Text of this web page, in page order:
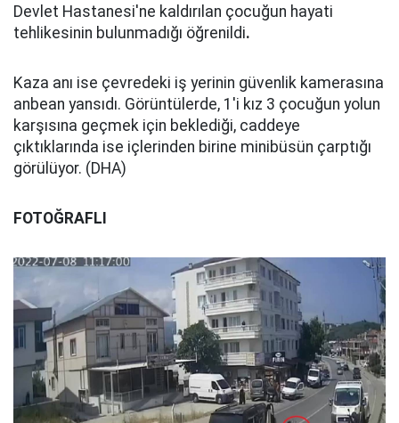
Devlet Hastanesi'ne kaldırılan çocuğun hayati
tehlikesinin bulunmadığı öğrenildi.
Kaza anı ise çevredeki iş yerinin güvenlik kamerasına
anbean yansıdı. Görüntülerde, 1'i kız 3 çocuğun yolun
karşısına geçmek için beklediği, caddeye
çıktıklarında ise içlerinden birine minibüsün çarptığı
görülüyor. (DHA)
FOTOĞRAFLI